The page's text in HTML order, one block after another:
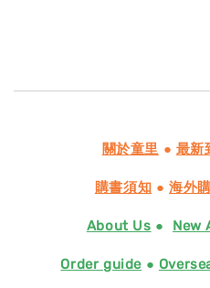
關於童里 ● 最新
購書須知 ● 海外
About Us ● New
Order guide ●